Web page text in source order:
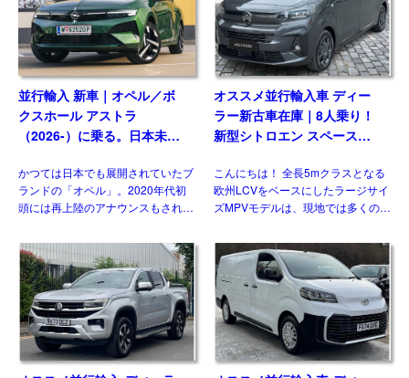
並行輸入 新車｜オペル／ボ
クスホール アストラ
（2026-）に乗る。日本未導
要・スペック・価格の情報。
かつては日本でも展開されていたブ
ランドの「オペル」。2020年代初
頭には再上陸のアナウンスもされま
ません。一方欧州では積極的なモデ
ル展開を行っており、ベストセラー
の基幹モデルがフェイスリフ […]
オススメ並行輸入車 ディー
ラー新古車在庫｜8人乗り！
新型シトロエン スペースツ
180 M 8AT 左ハンドル
こんにちは！ 全長5mクラスとなる
欧州LCVをベースにしたラージサイ
ズMPVモデルは、現地では多くのメ
状日本市場には正規導入されている
モデルはありません。そのなかでも
多くの兄弟車をもつモデ […]